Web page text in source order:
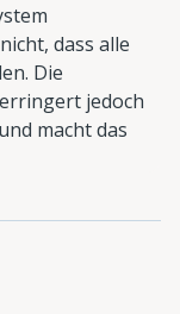
dass alle
Die
jedoch
macht das